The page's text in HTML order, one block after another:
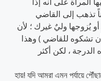
تذهب إلى القاضي
أو يُزوجها وليٌ غيرك ؛ لأن
تشكوه للقاضي ) وهذا
، لكن أكثر
হায়! যদি আমরা এমন পর্যায়ে